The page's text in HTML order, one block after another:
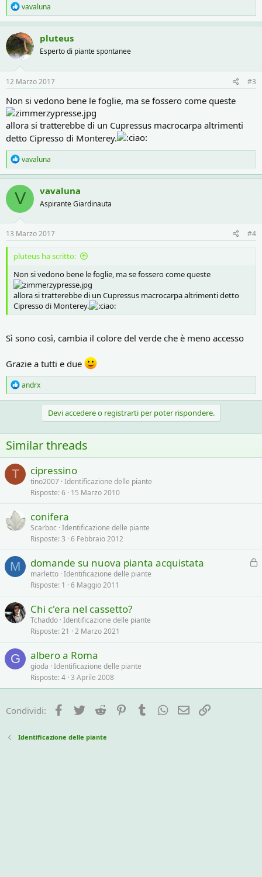
R
e
a
c
t
i
o
n
s
:
vavaluna
pluteus
Esperto di piante spontanee
12 Marzo 2017 #3
Non si vedono bene le foglie, ma se fossero come queste
allora si tratterebbe di un Cupressus macrocarpa altrimenti
detto Cipresso di Monterey.
R
e
a
c
t
i
o
n
s
:
vavaluna
V vavaluna
Aspirante Giardinauta
13 Marzo 2017 #4
pluteus ha scritto:
Non si vedono bene le foglie, ma se fossero come queste
allora si tratterebbe di un Cupressus macrocarpa altrimenti detto
Cipresso di Monterey.
Sì sono così, cambia il colore del verde che è meno accesso
Grazie a tutti e due
R
e
a
n
s
:
andrx
Devi accedere o registrarti per poter rispondere.
Similar threads
T cipressino
tino2007 Identificazione delle piante
Risposte 6 15 Marzo 2010
conifera
Scarboc Identificazione delle piante
Risposte 3 6 Febbraio 2012
M
B
c
domande su nuova pianta acquistata
marletto Identificazione delle piante
Risposte 1 6 Maggio 2011
Chi c'era nel cassetto?
Tchaddo Identificazione delle piante
Risposte 21 2 Marzo 2021
G albero a Roma
gioda Identificazione delle piante
Risposte 4 3 Aprile 2008
Condividi: Facebook
Twitter Reddit PinterestTumblrWhatsApp
e-mail
Identificazione delle piante